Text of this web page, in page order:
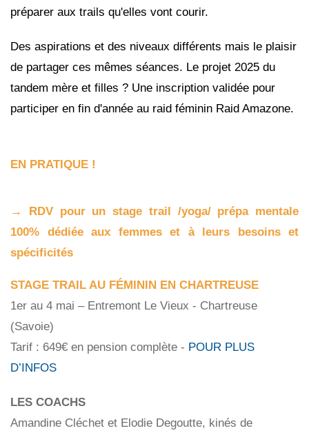
préparer aux trails qu'elles vont courir.
Des aspirations et des niveaux différents mais le plaisir
de partager ces mêmes séances. Le projet 2025 du
tandem mère et filles ? Une inscription validée pour
participer en fin d'année au raid féminin Raid Amazone.
EN PRATIQUE !
→ RDV pour un stage trail /yoga/ prépa mentale
100% dédiée aux femmes et à leurs besoins et
spécificités
STAGE TRAIL AU FÉMININ EN CHARTREUSE
1er au 4 mai – Entremont Le Vieux - Chartreuse
(Savoie)
Tarif : 649€ en pension complète - POUR PLUS
D’INFOS
LES COACHS
Amandine Cléchet et Elodie Degoutte, kinés de